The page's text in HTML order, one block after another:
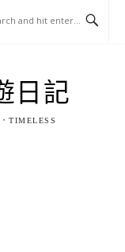
日記
TIMELESS